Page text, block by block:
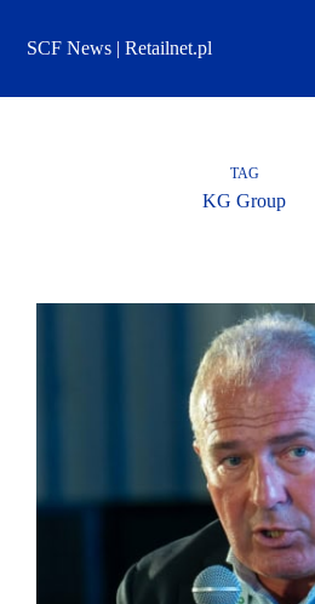
treściSCF News | Retailnet.pl
TAG
KG Group